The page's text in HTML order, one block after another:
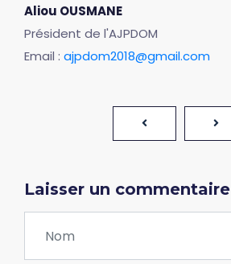
Aliou OUSMANE
Président de l'AJPDOM
Email : ajpdom2018@gmail.com
Laisser un commentaire